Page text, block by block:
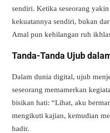
sendiri. Ketika seseorang
kekuatannya sendiri, bukan
Amal pun kehilangan ruh
Tanda-Tanda Ujub
Dalam dunia digital, ujub
seseorang memamerkan
bisikan hati: “Lihat, aku
mengikuti kajian, kemudian
hadir.